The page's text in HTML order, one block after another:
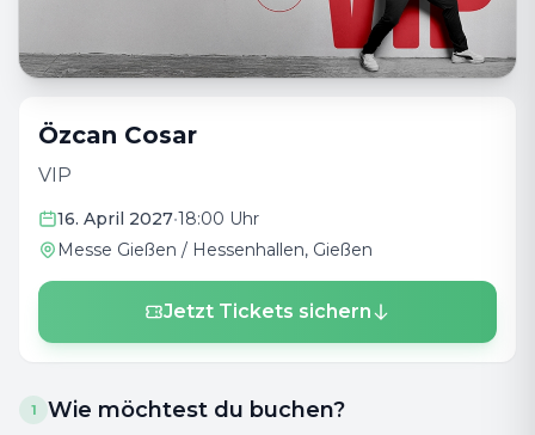
Özcan Cosar
VIP
16. April 2027•18:00 Uhr
Messe Gießen / Hessenhallen, Gießen
Jetzt Tickets sichern
1 Wie möchtest du buchen?